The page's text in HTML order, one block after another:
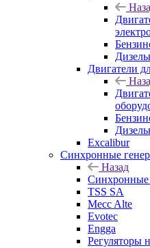
Двигатели
Excalibur
Синхронные
Назад
Синхронные
TSS SA
Mecc Alte
Evotec
Engga
Регуляторы